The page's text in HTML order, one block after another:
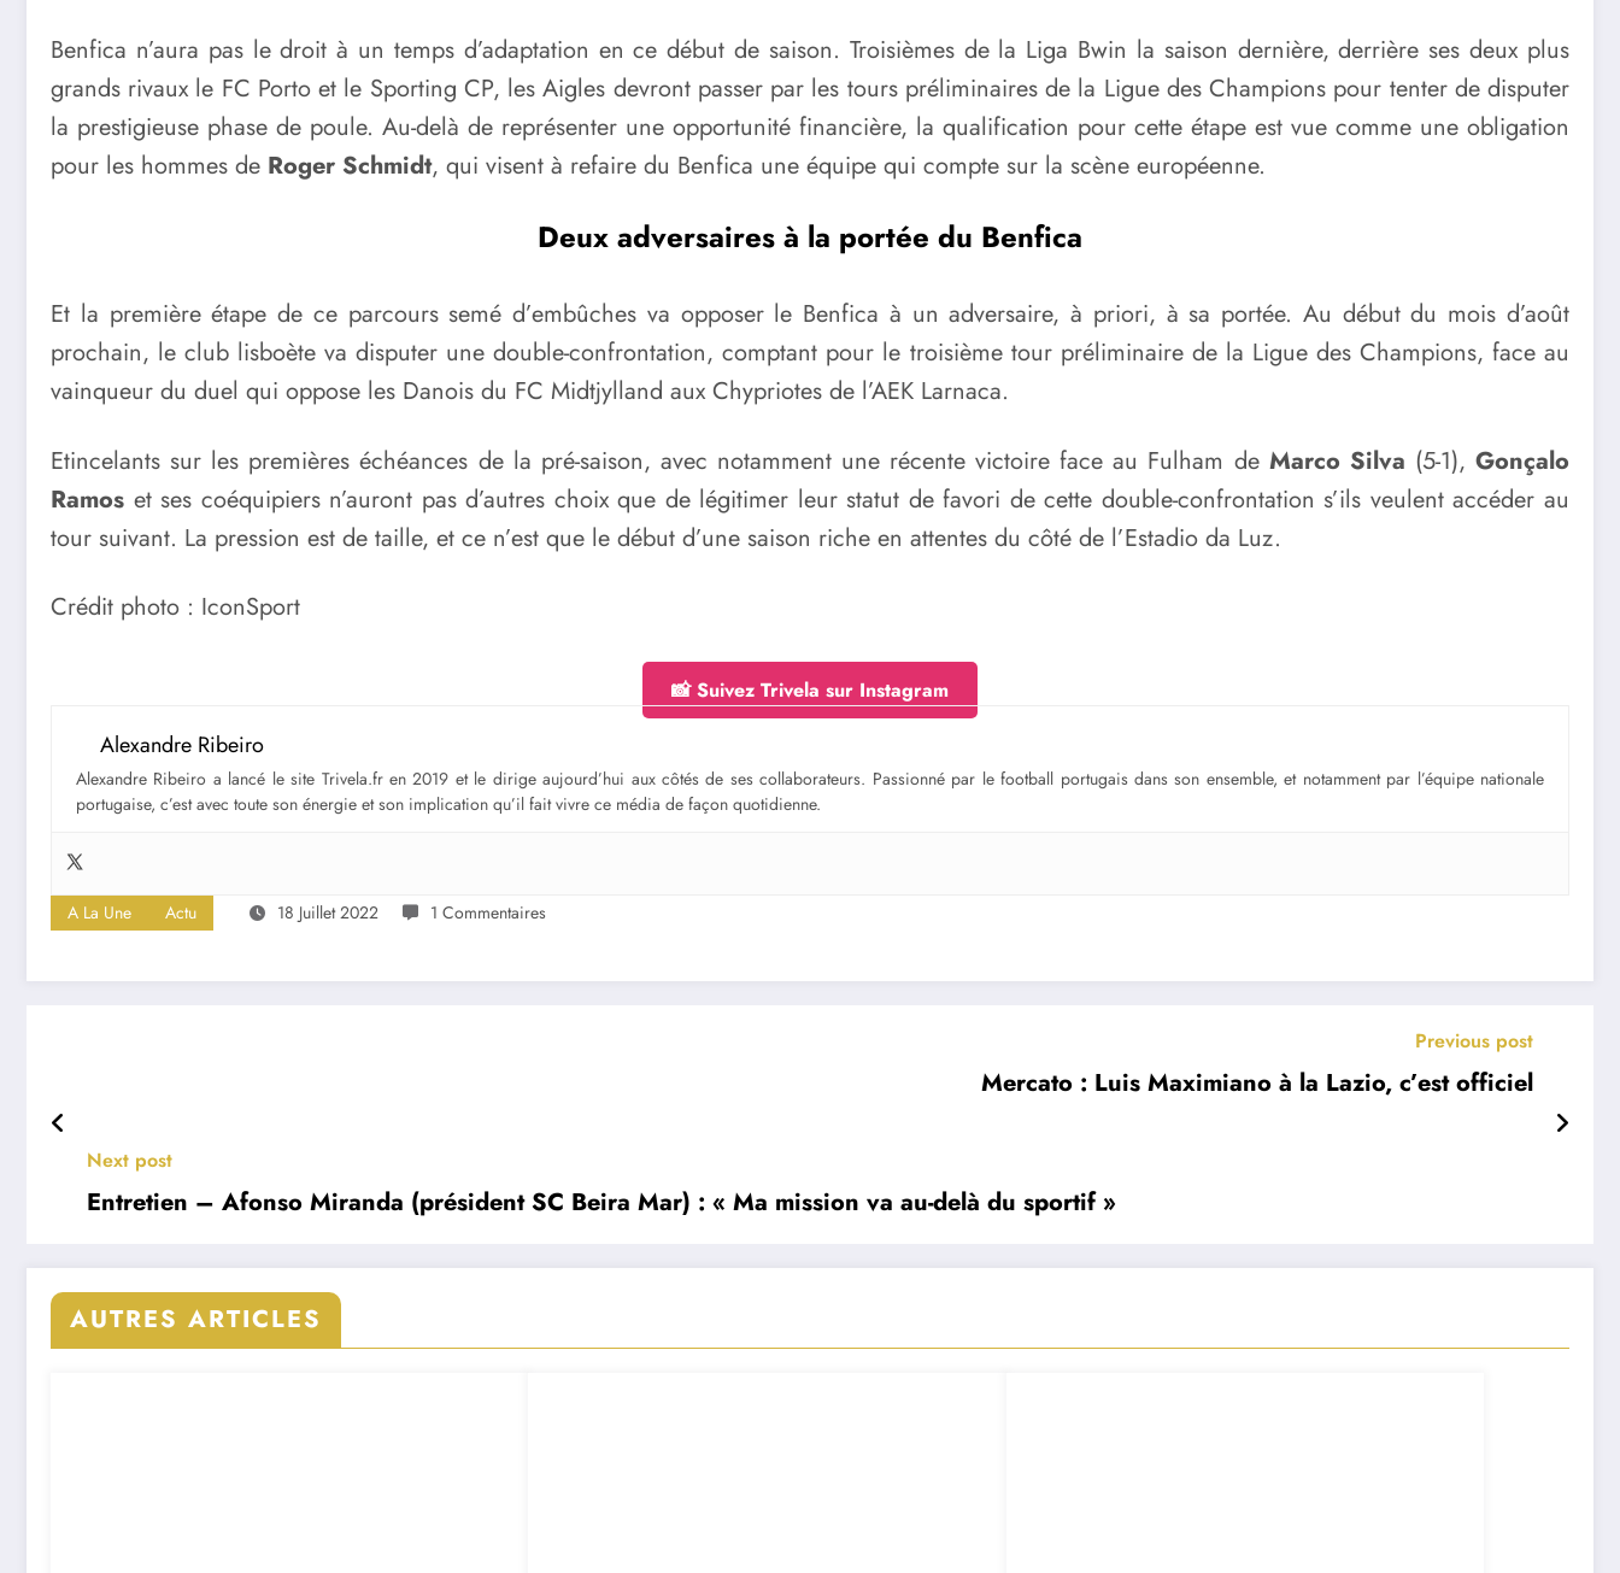
Benfica n’aura pas le droit à un temps d’adaptation en ce début de saison. Troisièmes de la Liga Bwin la saison dernière, derrière ses deux plus
grands rivaux le FC Porto et le Sporting CP, les Aigles devront passer par les tours préliminaires de la Ligue des Champions pour tenter de disputer
la prestigieuse phase de poule. Au-delà de représenter une opportunité financière, la qualification pour cette étape est vue comme une obligation
pour les hommes de Roger Schmidt, qui visent à refaire du Benfica une équipe qui compte sur la scène européenne.
Deux adversaires à la portée du Benfica
Et la première étape de ce parcours semé d’embûches va opposer le Benfica à un adversaire, à priori, à sa portée. Au début du mois d’août
prochain, le club lisboète va disputer une double-confrontation, comptant pour le troisième tour préliminaire de la Ligue des Champions, face au
vainqueur du duel qui oppose les Danois du FC Midtjylland aux Chypriotes de l’AEK Larnaca.
Etincelants sur les premières échéances de la pré-saison, avec notamment une récente victoire face au Fulham de Marco Silva (5-1), Gonçalo
Ramos et ses coéquipiers n’auront pas d’autres choix que de légitimer leur statut de favori de cette double-confrontation s’ils veulent accéder au
tour suivant. La pression est de taille, et ce n’est que le début d’une saison riche en attentes du côté de l’Estadio da Luz.
Crédit photo : IconSport
📸 Suivez Trivela sur Instagram
Alexandre Ribeiro
Alexandre Ribeiro a lancé le site Trivela.fr en 2019 et le dirige aujourd’hui aux côtés de ses collaborateurs. Passionné par le football portugais dans son ensemble, et notamment par l’équipe nationale
portugaise, c’est avec toute son énergie et son implication qu’il fait vivre ce média de façon quotidienne.
A La Une Actu 18 Juillet 2022 1 Commentaires
Previous post
Mercato : Luis Maximiano à la Lazio, c’est officiel
Next post
Entretien – Afonso Miranda (président SC Beira Mar) : « Ma mission va au-delà du sportif »
AUTRES ARTICLES